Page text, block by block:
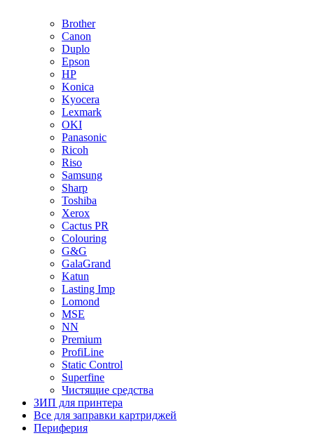
Brother
Canon
Duplo
Epson
HP
Konica
Kyocera
Lexmark
OKI
Panasonic
Ricoh
Riso
Samsung
Sharp
Toshiba
Xerox
Cactus PR
Colouring
G&G
GalaGrand
Katun
Lasting Imp
Lomond
MSE
NN
Premium
ProfiLine
Static Control
Superfine
Чистящие средства
ЗИП для принтера
Все для заправки картриджей
Периферия